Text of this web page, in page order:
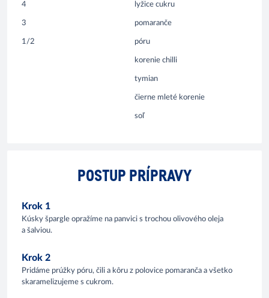
4 lyžice cukru
3 pomaranče
1/2 póru
korenie chilli
tymian
čierne mleté korenie
soľ
POSTUP PRÍPRAVY
Krok 1
Kúsky špargle opražíme na panvici s trochou olivového oleja
a šalviou.
Krok 2
Pridáme prúžky póru, čili a kôru z polovice pomaranča a všetko
skaramelizujeme s cukrom.